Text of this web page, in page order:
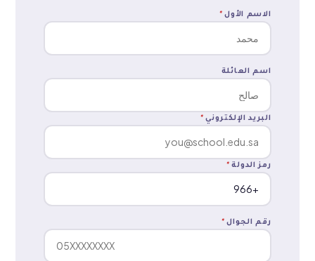
الاسم الأول *
اسم العائلة
البريد الإلكتروني *
رمز الدولة *
رقم الجوال *